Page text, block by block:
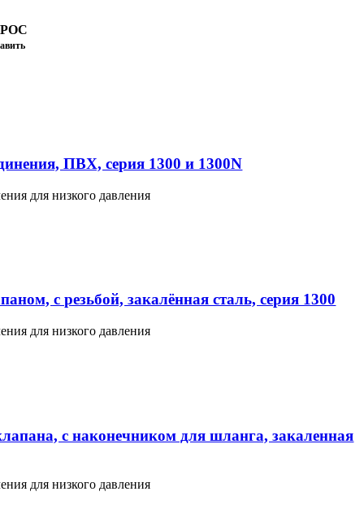
ПВХ, серия 1300 и 1300N
для низкого давления
с резьбой, закалённая сталь, серия 1300
для низкого давления
с наконечником для шланга, закаленная
для низкого давления